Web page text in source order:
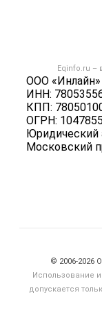
Eqinfo.ru –
ООО «Инлайн»
ИНН:
КПП:
ОГРН:
Юридический
Московский
© 2006‑2026
Использование
допускается